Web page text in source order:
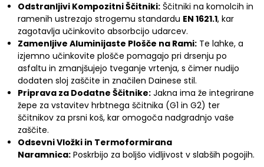
Odstranljivi Kompozitni Ščitniki: Ščitniki na komolcih in
ramenih ustrezajo strogemu standardu EN 1621.1, kar
zagotavlja učinkovito absorbcijo udarcev.
Zamenljive Aluminijaste Plošče na Rami: Te lahke, a
izjemno učinkovite plošče pomagajo pri drsenju po
asfaltu in zmanjšujejo tveganje vrtenja, s čimer nudijo
dodaten sloj zaščite in značilen Dainese stil.
Priprava za Dodatne Ščitnike: Jakna ima že integrirane
žepe za vstavitev hrbtnega ščitnika (G1 in G2) ter
ščitnikov za prsni koš, kar omogoča nadgradnjo vaše
zaščite.
Odsevni Vložki in Termoformirana
Naramnica: Poskrbijo za boljšo vidljivost v slabših pogojih.